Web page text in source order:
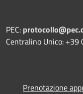
PEC:
Centralino Unico:
Prenotazione